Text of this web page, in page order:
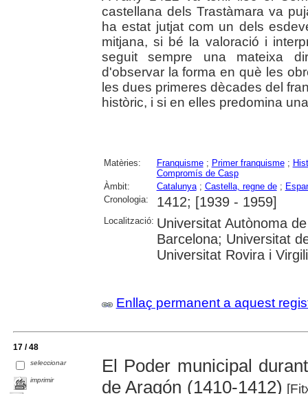
castellana dels Trastàmara va
ha estat jutjat com un dels
mitjana, si bé la valoració i
seguit sempre una mateixa
d'observar la forma en què les
les dues primeres dècades del
històric, i si en elles predomina
Matèries: Franquisme; Primer franquisme;
Compromís de Casp
Àmbit:
Catalunya; Castella, regne de;
Cronologia:
1412; [1939 - 1959]
Localització: Universitat Autònoma
Barcelona; Universitat
Universitat Rovira i
Enllaç permanent a aquest
17 / 48
seleccionar
imprimir
El Poder municipal
de Aragón (1410-1412)